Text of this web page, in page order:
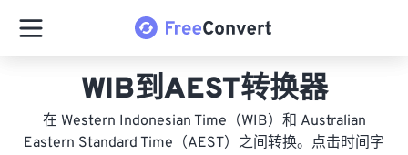
WIB到AEST转换器
在 Western Indonesian Time（WIB）和 Australian
Eastern Standard Time（AEST）之间转换。点击时间字